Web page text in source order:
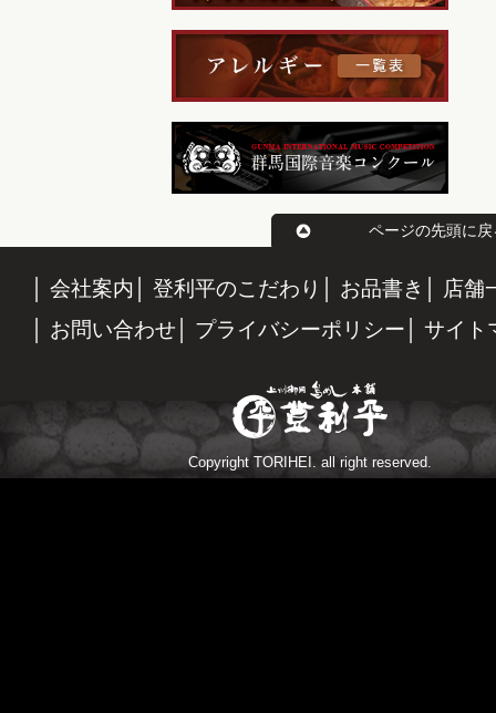
ページの先頭に戻
会社案内 登利平のこだわり お品書き
店舗
お問い合わせ
プライバシーポリシー サイト
Copyright TORIHEI. all right reserved.